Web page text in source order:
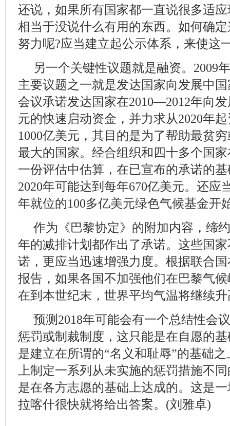
还说，如果所有国家都一直说很多适
相当于没说什么有用的东西。如何确
努力呢?应当建立起公示体系，来使这
另一个关键性议题就是融资。2009
主要议题之一就是发达国家向发展中
会议承诺发达国家在2010—2012年向
元的快速启动资金，并力求从2020年
1000亿美元，其目的是为了帮助最贫
最大的国家。经合组织和四十多个国
一份评估中估算，在已宣布的承诺的
2020年可能达到每年670亿美元。还应
年就位的100多亿美元绿色气候基金开
作为《巴黎协定》的附加内容，缔
年的减排计划都作出了承诺。这些国
诺，更应当迅速增强力度。根据联合
报告，如果各国不加强他们在巴黎气
在到本世纪末，世界平均气温将继续
预测2018年可能会有一个总结性会
惩罚或制裁制度，这只能是在自愿的
是建立在所谓的“名义和耻辱”的基础
上制定一系列从未实施的惩罚措施不
是在各方志愿的基础上达成的。这是
拉喀什很快就将给出答案。(刘雅卓)